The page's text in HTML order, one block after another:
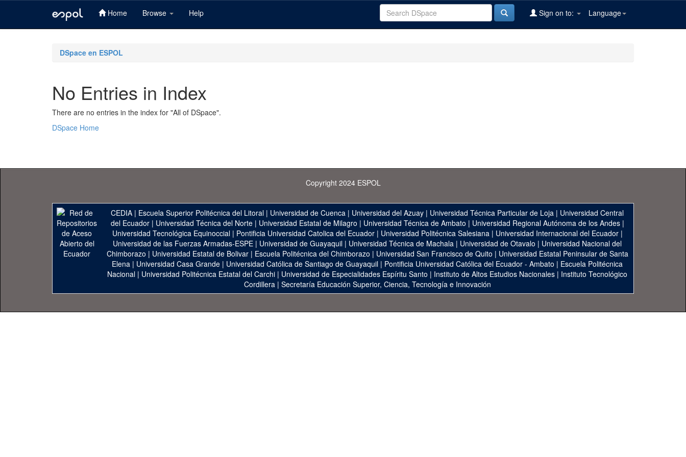
Home Browse Help Language
Sign on to:
DSpace en ESPOL
No Entries in Index
There are no entries in the index for "All of DSpace".
DSpace Home
Copyright 2024 ESPOL
CEDIA | Escuela Superior Politécnica del Litoral | Universidad de Cuenca | Universidad del Azuay | Universidad Técnica Particular de Loja | Universidad Central
del Ecuador| Universidad Técnica del Norte| Universidad Estatal de Milagro | Universidad Técnica de Ambato | Universidad Regional Autónoma de los Andes|
Universidad Tecnológica Equinoccial| Pontificia Universidad Catolica del Ecuador| Universidad Politécnica Salesiana| Universidad Internacional del Ecuador|
Universidad de las Fuerzas Armadas-ESPE | Universidad de Guayaquil | Universidad Técnica de Machala | Universidad de Otavalo | Universidad Nacional del
Chimborazo | Universidad Estatal de Bolivar| Escuela Politécnica del Chimborazo | Universidad San Francisco de Quito | Universidad Estatal Peninsular de Santa
Elena | Universidad Casa Grande | Universidad Católica de Santiago de Guayaquil | Pontificia Universidad Católica del Ecuador - Ambato | Escuela Politécnica
Nacional | Universidad Politécnica Estatal del Carchi | Universidad de Especialidades Espíritu Santo | Instituto de Altos Estudios Nacionales | Instituto Tecnológico
Cordillera| Secretaría Educación Superior, Ciencia, Tecnología e Innovación